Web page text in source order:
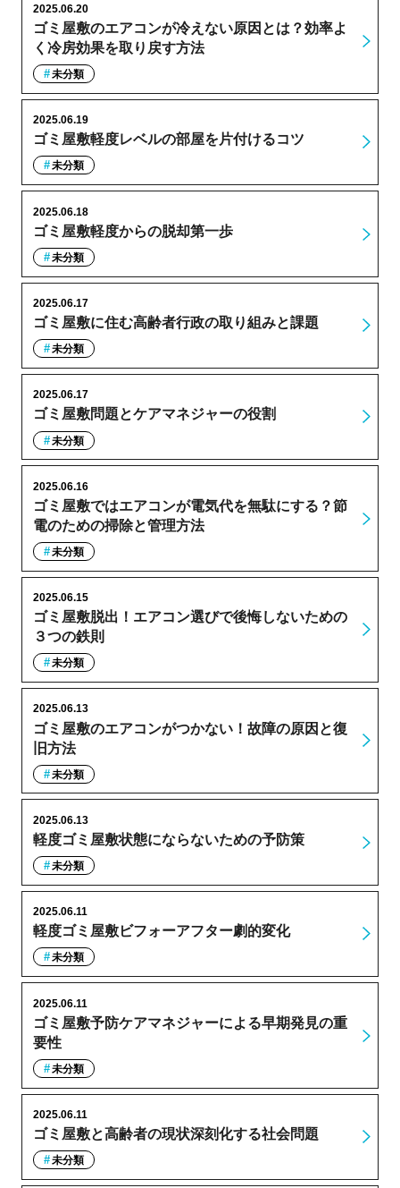
ゴミ屋敷のエアコンが冷えない原因とは？効率よ
く冷房効果を取り戻す方法
2025.06.20
未分類
ゴミ屋敷軽度レベルの部屋を片付けるコツ
2025.06.19
未分類
ゴミ屋敷軽度からの脱却第一歩
2025.06.18
未分類
ゴミ屋敷に住む高齢者行政の取り組みと課題
2025.06.17
未分類
ゴミ屋敷問題とケアマネジャーの役割
2025.06.17
未分類
ゴミ屋敷ではエアコンが電気代を無駄にする？節
電のための掃除と管理方法
2025.06.16
未分類
ゴミ屋敷脱出！エアコン選びで後悔しないための
３つの鉄則
2025.06.15
未分類
ゴミ屋敷のエアコンがつかない！故障の原因と復
旧方法
2025.06.13
未分類
軽度ゴミ屋敷状態にならないための予防策
2025.06.13
未分類
軽度ゴミ屋敷ビフォーアフター劇的変化
2025.06.11
未分類
ゴミ屋敷予防ケアマネジャーによる早期発見の重
要性
2025.06.11
未分類
ゴミ屋敷と高齢者の現状深刻化する社会問題
2025.06.11
未分類